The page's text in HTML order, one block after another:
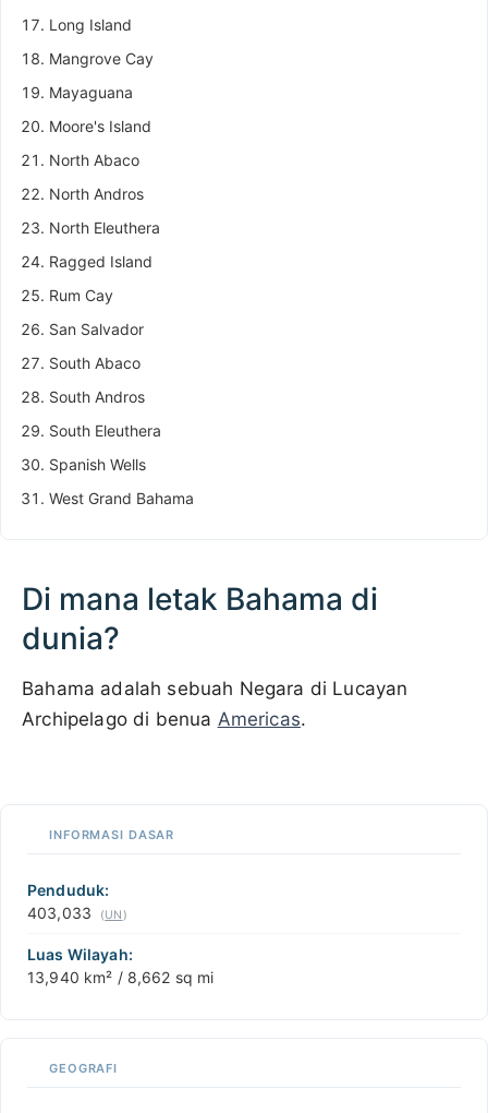
Long Island
Mangrove Cay
Mayaguana
Moore's Island
North Abaco
North Andros
North Eleuthera
Ragged Island
Rum Cay
San Salvador
South Abaco
South Andros
South Eleuthera
Spanish Wells
West Grand Bahama
Di mana letak Bahama di
dunia?
Bahama adalah sebuah Negara di Lucayan
Archipelago di benua Americas.
100 km / 62.1 mi
−
INFORMASI DASAR
Penduduk:
403,033
(UN)
Luas Wilayah:
13,940 km² / 8,662 sq mi
GEOGRAFI